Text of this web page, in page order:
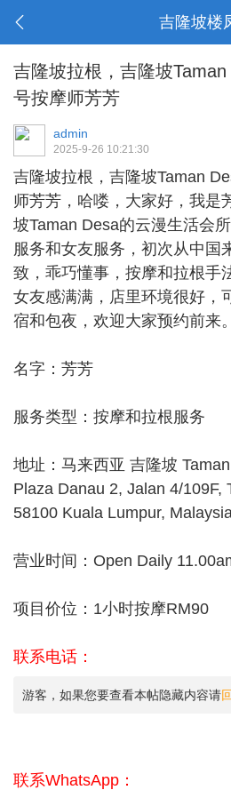
吉隆坡楼
吉隆坡拉根，吉隆坡
号按摩师芳芳
admin
2025-9-26 10:21:30
吉隆坡拉根 ，吉隆坡Taman
师芳芳，哈喽，大家好，我是
坡Taman Desa的云漫生活会
服务和女友服务，初次从中国
致，乖巧懂事，按摩和拉根手
女友感满满，店里环境很好，
宿和包夜，欢迎大家预约前来。
名字：芳芳
服务类型：按摩和拉根服务
地址：马来西亚 吉隆坡
Plaza Danau 2, Jalan 4/109F,
58100 Kuala Lumpur,
营业时间：Open Daily
项目价位：1小时按摩RM90
联系电话：
游客，如果您要查看本帖隐藏内容请
联系WhatsApp：